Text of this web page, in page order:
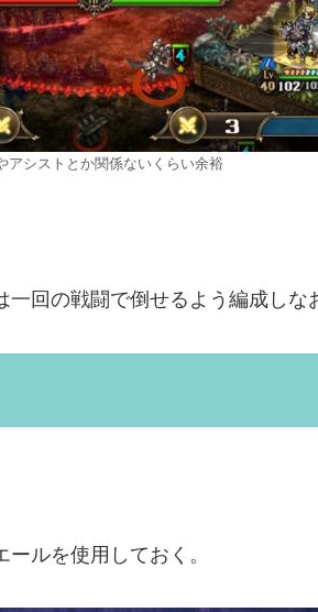
アシストとか関係ないくらい余裕
回の戦闘で倒せるよう編成しな
ルを使用しておく。